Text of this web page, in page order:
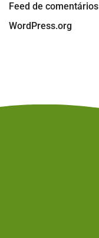
Feed de comentários
WordPress.org